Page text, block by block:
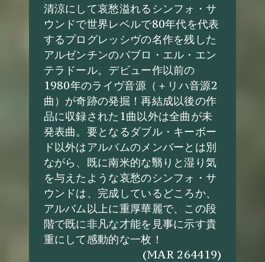
清涼にして哀愁溢れるシンフォ・サ
ウンドで世界レベルで80年代を代表
するプログレッシヴの名作を残した
アルゼンチンのパブロ・エル・エン
テラドール。デビュー作以前の
1980年のライヴ音源（＋リハ音源2
曲）が奇跡の発掘！再結成以後の作
品に収録された1曲以外は全曲が未
発表曲。要となるダブル・キーボー
ド以外はアルバムのメンバーとは別
ながら、既に南米的な翳りと湿り気
を与えたような哀愁のシンフォ・サ
ウンドは、完成しているどころか、
アルバム以上に重厚華麗で、この段
階で既に非凡な才能を見事に示す貴
重にして感動的な一枚！
(MAR 264419)